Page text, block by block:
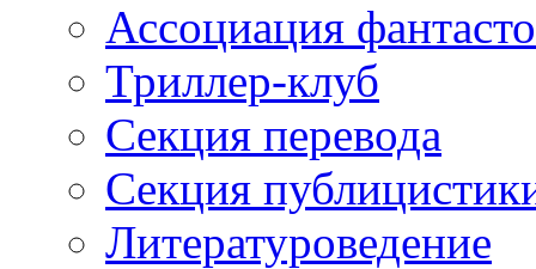
Ассоциация
Триллер-клуб
Секция перевода
Секция
Литературоведение